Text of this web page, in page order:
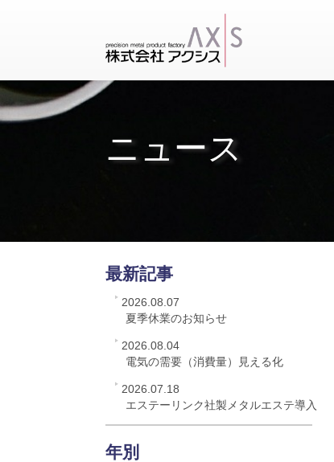
ニュース
最新記事
2026.08.07
夏季休業のお知らせ
2026.08.04
電気の需要（消費量）見える化
2026.07.18
エステーリンク社製メタルエステ導入
年別